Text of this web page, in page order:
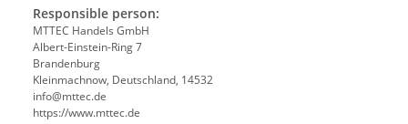
Responsible person:
MTTEC Handels GmbH
Albert-Einstein-Ring 7
Brandenburg
Kleinmachnow, Deutschland, 14532
info@mttec.de
https://www.mttec.de